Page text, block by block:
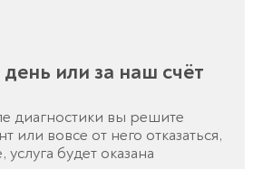
день или за наш счёт
диагностики вы решите
или вовсе от него отказаться,
будет оказана